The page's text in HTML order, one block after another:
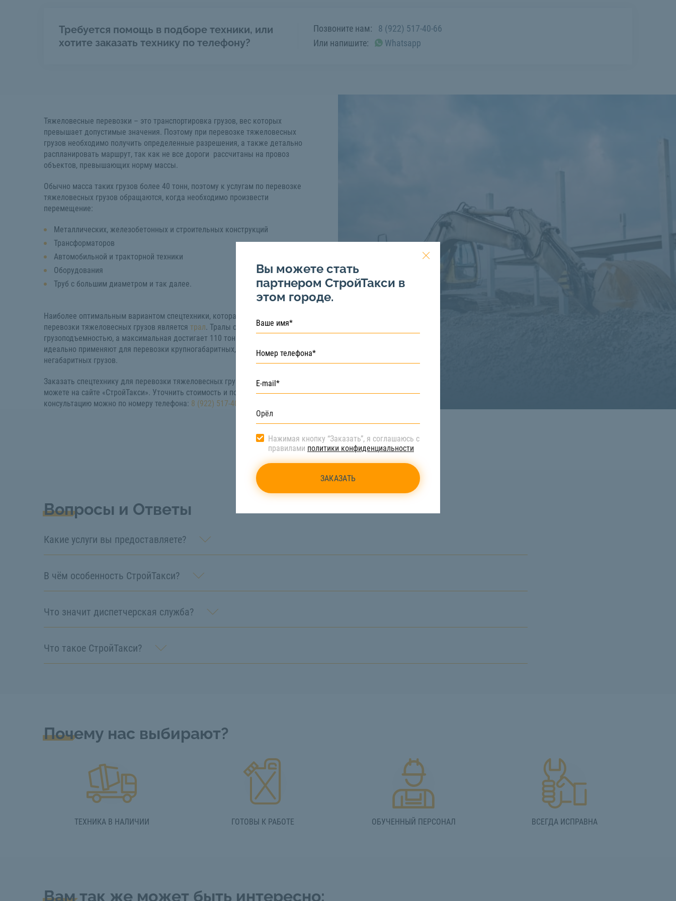
Требуется помощь в подборе техники, или
хотите заказать технику по телефону?
Позвоните нам:
8 (922) 517-40-66
Или напишите:
Whatsapp
Тяжеловесные перевозки – это транспортировка грузов, вес которых
превышает допустимые значения. Поэтому при перевозке тяжеловесных
грузов необходимо получить определенные разрешения, а также детально
распланировать маршрут, так как не все дороги рассчитаны на провоз
объектов, превышающих норму массы.
Обычно масса таких грузов более 40 тонн, поэтому к услугам по перевозке
тяжеловесных грузов обращаются, когда необходимо произвести
перемещение:
Металлических, железобетонных и строительных конструкций
Трансформаторов
Автомобильной и тракторной техники
Оборудования
Труб с большим диаметром и так далее.
Наиболее оптимальным вариантом спецтехники, которая подойдет для
перевозки тяжеловесных грузов является трал. Тралы обладают различной
грузоподъемностью, а максимальная достигает 110 тонн. Поэтому их
идеально применяют для перевозки крупногабаритных, тяжеловесных и
негабаритных грузов.
Заказать спецтехнику для перевозки тяжеловесных грузов в Орле вы
можете на сайте «СтройТакси». Уточнить стоимость и получить бесплатную
консультацию можно по номеру телефона: 8 (922) 517-40-66
Вопросы и Ответы
Какие услуги вы предоставляете?
В чём особенность СтройТакси?
Что значит диспетчерская служба?
Что такое СтройТакси?
Почему нас выбирают?
ТЕХНИКА В НАЛИЧИИ ГОТОВЫ К РАБОТЕ ОБУЧЕННЫЙ ПЕРСОНАЛ ВСЕГДА ИСПРАВНА
Вам так же может быть интересно:
Вы можете стать
партнером СтройТакси в
этом городе.
Нажимая кнопку “Заказать”, я соглашаюсь с
правилами политики конфиденциальности